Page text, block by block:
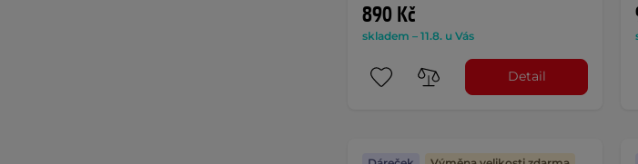
890 Kč
skladem – 11.8. u Vás
Detail